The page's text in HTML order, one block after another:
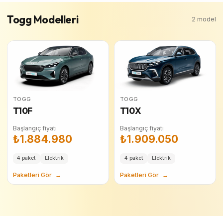
ToggModelleri 2 model
TOGG
T10F
Başlangıç fiyatı
₺1.884.980
4 paket Elektrik
Paketleri Gör →
TOGG
T10X
Başlangıç fiyatı
₺1.909.050
4 paket Elektrik
Paketleri Gör →